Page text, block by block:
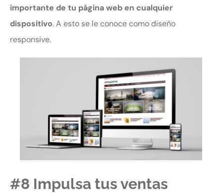
importante de tu página web en cualquier
dispositivo. A esto se le conoce como diseño
responsive.
#8 Impulsa tus ventas